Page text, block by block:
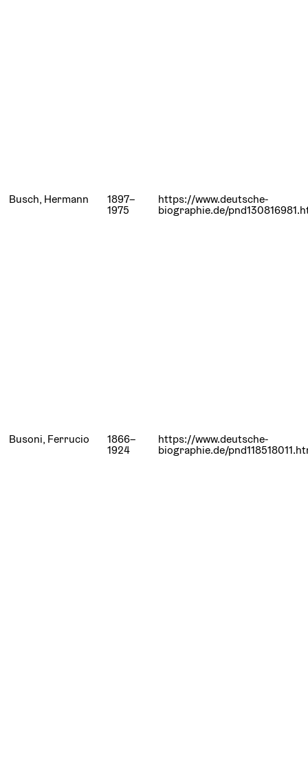
Busch, Hermann 1897–
1975
https://www.deutsche-
biographie.de/
Busoni, Ferrucio 1866–
1924
https://www.deutsche-
biographie.de/